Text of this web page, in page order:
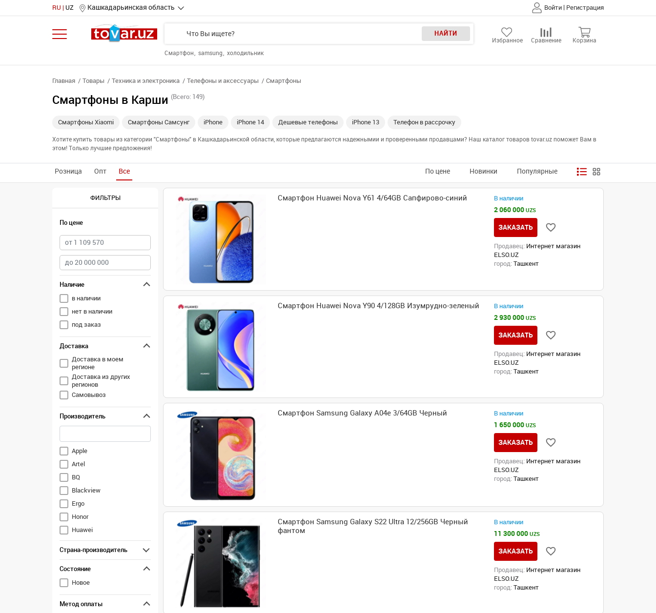
RU UZ Кашкадарьинская область Войти | Регистрация
НАЙТИ
Смартфон samsung холодильник
Избранное Сравнение Корзина
Главная Товары Техника и электроника Телефоны и аксессуары Смартфоны
Смартфоны в Карши (Всего: 149)
Смартфоны Xiaomi Смартфоны Самсунг iPhone iPhone 14 Дешевые телефоны iPhone 13 Телефон в рассрочку
Хотите купить товары из категории "Смартфоны" в Кашкадарьинской области, которые предлагаются надежнымии и проверенными продавцами? Наш каталог товаров tovar.uz поможет Вам в
этом! Только лучшие предложения!
Розница Опт Все По цене Новинки Популярные
ФИЛЬТРЫ
По цене
Наличие
в наличии
нет в наличии
под заказ
Доставка
Доставка в моем
регионе
Доставка из других
регионов
Самовывоз
Производитель
Apple
Artel
BQ
Blackview
Ergo
Honor
Huawei
Infinix
Itel
Nokia
OPPO
OnePlus
Страна-производитель
Состояние
Новое
Метод оплаты
Смартфон Huawei Nova Y61 4/64GB Сапфирово-синий В наличии
2 060 000UZS
ЗАКАЗАТЬ
Продавец: Интернет магазин
ELSO.UZ
город: Ташкент
Смартфон Huawei Nova Y90 4/128GB Изумрудно-зеленый В наличии
2 930 000UZS
ЗАКАЗАТЬ
Продавец: Интернет магазин
ELSO.UZ
город: Ташкент
Смартфон Samsung Galaxy A04e 3/64GB Черный В наличии
1 650 000UZS
ЗАКАЗАТЬ
Продавец: Интернет магазин
ELSO.UZ
город: Ташкент
Смартфон Samsung Galaxy S22 Ultra 12/256GB Черный
фантом
В наличии
11 300 000UZS
ЗАКАЗАТЬ
Продавец: Интернет магазин
ELSO.UZ
город: Ташкент